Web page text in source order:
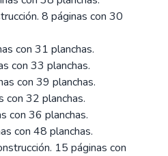
8 páginas con 30
con 31 planchas.
con 33 planchas.
con 39 planchas.
con 32 planchas.
con 36 planchas.
con 48 planchas.
15 páginas con